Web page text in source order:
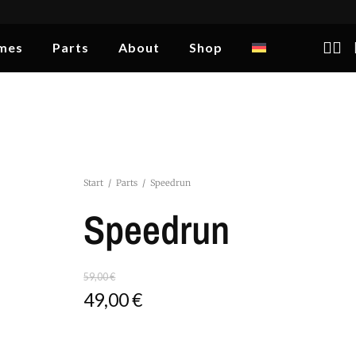
Parts About Shop
Start / Parts / Speedrun
Speedrun
59,00€
49,00€